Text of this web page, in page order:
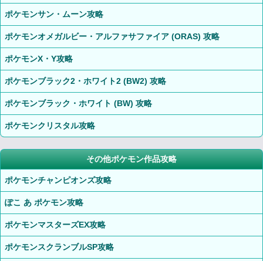
ポケモンサン・ムーン攻略
ポケモンオメガルビー・アルファサファイア (ORAS) 攻略
ポケモンX・Y攻略
ポケモンブラック2・ホワイト2 (BW2) 攻略
ポケモンブラック・ホワイト (BW) 攻略
ポケモンクリスタル攻略
その他ポケモン作品攻略
ポケモンチャンピオンズ攻略
ぽこ あ ポケモン攻略
ポケモンマスターズEX攻略
ポケモンスクランブルSP攻略